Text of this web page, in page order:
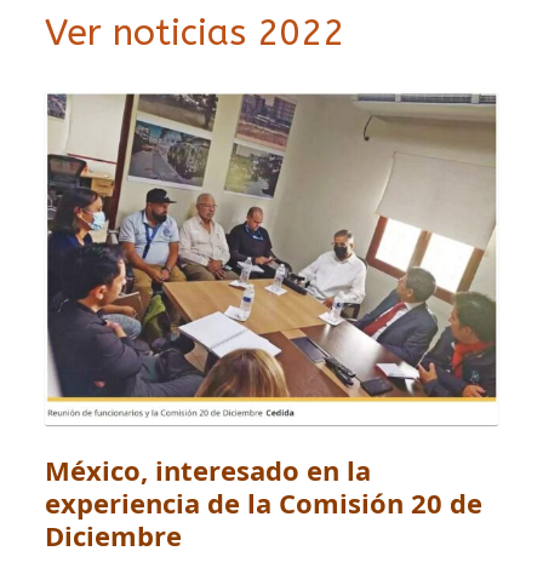
Ver noticias 2022
México, interesado en la
experiencia de la Comisión 20 de
Diciembre